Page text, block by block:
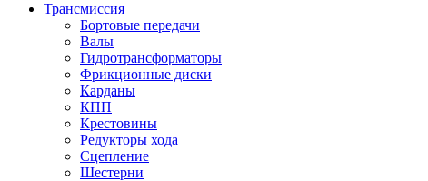
Трансмиссия
Бортовые передачи
Валы
Гидротрансформаторы
Фрикционные диски
Карданы
КПП
Крестовины
Редукторы хода
Сцепление
Шестерни